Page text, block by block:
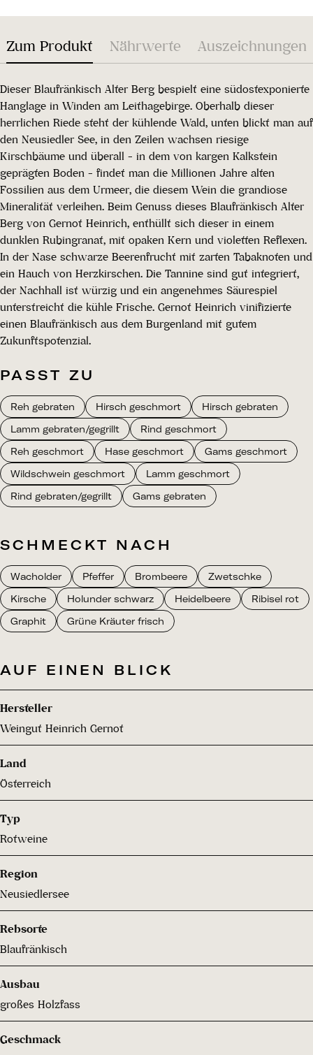
Zum Produkt Nährwerte Auszeichnungen
Dieser Blaufränkisch Alter Berg bespielt eine südostexponierte
Hanglage in Winden am Leithagebirge. Oberhalb dieser
herrlichen Riede steht der kühlende Wald, unten blickt man auf
den Neusiedler See, in den Zeilen wachsen riesige
Kirschbäume und überall - in dem von kargen Kalkstein
geprägten Boden - findet man die Millionen Jahre alten
Fossilien aus dem Urmeer, die diesem Wein die grandiose
Mineralität verleihen. Beim Genuss dieses Blaufränkisch Alter
Berg von Gernot Heinrich, enthüllt sich dieser in einem
dunklen Rubingranat, mit opaken Kern und violetten Reflexen.
In der Nase schwarze Beerenfrucht mit zarten Tabaknoten und
ein Hauch von Herzkirschen. Die Tannine sind gut integriert,
der Nachhall ist würzig und ein angenehmes Säurespiel
unterstreicht die kühle Frische. Gernot Heinrich vinifizierte
einen Blaufränkisch aus dem Burgenland mit gutem
Zukunftspotenzial.
PASST ZU
Reh gebraten Hirsch geschmort
Hirsch gebraten
Lamm gebraten/gegrillt
Rind geschmort
Reh geschmort
Hase geschmort
Gams geschmort
Wildschwein geschmort
Lamm geschmort
Rind gebraten/gegrillt
Gams gebraten
SCHMECKT NACH
Wacholder Pfeffer Brombeere
Zwetschke
Kirsche
Holunder schwarz Heidelbeere
Ribisel rot
Graphit
Grüne Kräuter frisch
AUF EINEN BLICK
Hersteller
Weingut Heinrich Gernot
Land
Österreich
Typ
Rotweine
Region
Neusiedlersee
Rebsorte
Blaufränkisch
Ausbau
großes Holzfass
Geschmack